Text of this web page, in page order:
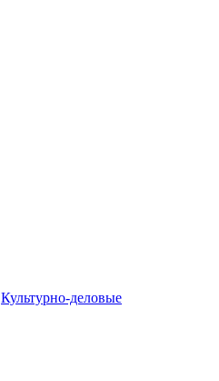
Культурно-деловые